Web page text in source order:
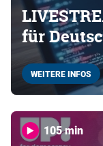
für
WEITERE INFOS
105 min